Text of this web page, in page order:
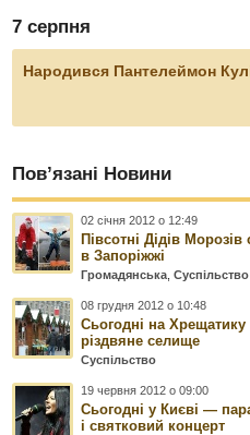
7 серпня
Народився Пантелеймон
Пов’язані Новини
02 січня 2012 о 12:49
Півсотні Дідів
в Запоріжжі
Громадянська ,Суспільство
08 грудня 2012 о 10:48
Сьогодні на Хрещатику
різдвяне селище
Суспільство
19 червня 2012 о 09:00
Сьогодні у Києві —
і святковий концерт